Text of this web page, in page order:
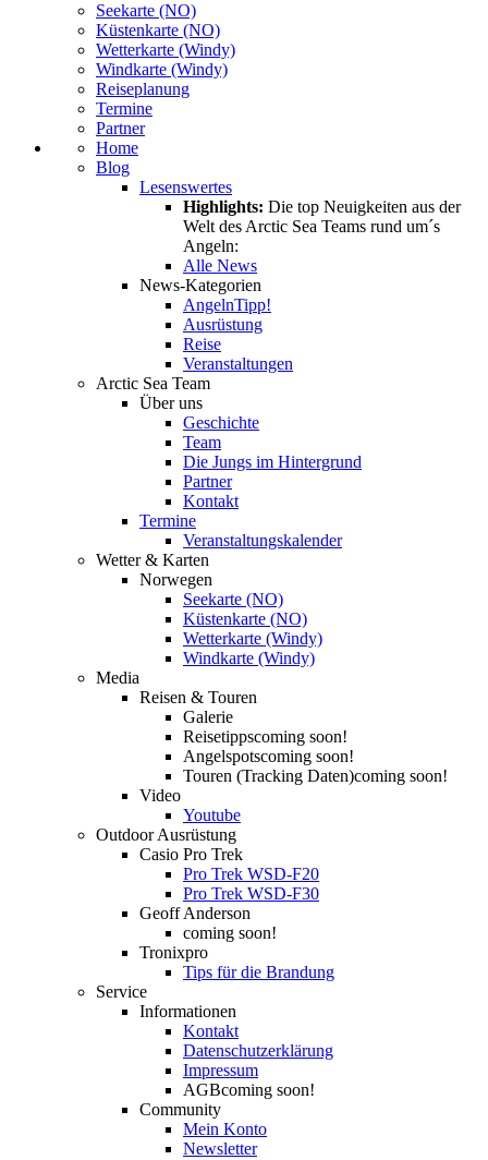
Seekarte (NO)
Küstenkarte (NO)
Wetterkarte (Windy)
Windkarte (Windy)
Reiseplanung
Termine
Partner
Home
Blog
Lesenswertes
Highlights: Die top Neuigkeiten aus der
Welt des Arctic Sea Teams rund um´s
Angeln:
Alle News
News-Kategorien
AngelnTipp!
Ausrüstung
Reise
Veranstaltungen
Arctic Sea Team
Über uns
Geschichte
Team
Die Jungs im Hintergrund
Partner
Kontakt
Termine
Veranstaltungskalender
Wetter & Karten
Norwegen
Seekarte (NO)
Küstenkarte (NO)
Wetterkarte (Windy)
Windkarte (Windy)
Media
Reisen & Touren
Galerie
Reisetippscoming soon!
Angelspotscoming soon!
Touren (Tracking Daten)coming soon!
Video
Youtube
Outdoor Ausrüstung
Casio Pro Trek
Pro Trek WSD-F20
Pro Trek WSD-F30
Geoff Anderson
coming soon!
Tronixpro
Tips für die Brandung
Service
Informationen
Kontakt
Datenschutzerklärung
Impressum
AGBcoming soon!
Community
Mein Konto
Newsletter